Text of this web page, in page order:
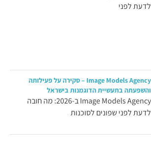
לדעת לפני
Image Models Agency – סקירה על פעילותה
והשפעתה בתעשיית הדוגמנות בישראל
Image Models Agency ב-2026: מה חובה
לדעת לפני שפונים לסוכנות